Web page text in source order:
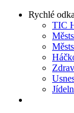
Rychlé
TIC